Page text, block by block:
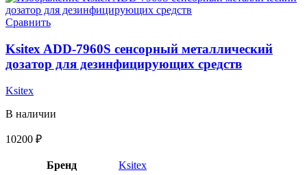
Сравнить
Ksitex ADD-7960S сенсорный металлический
дозатор для дезинфицирующих средств
Ksitex
В наличии
10200 ₽
Бренд Ksitex